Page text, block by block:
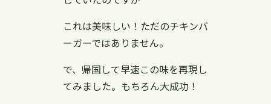
これは美味しい！ただのチキンバ
ーガーではありません。
で、帰国して早速この味を再現し
てみました。もちろん大成功！